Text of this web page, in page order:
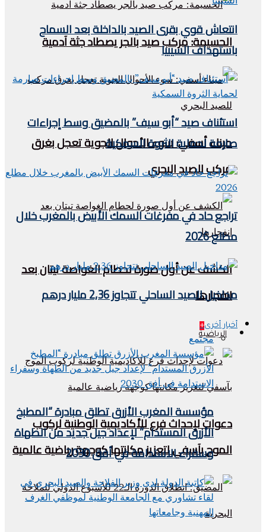
الحسيمة: مركب صيد بالجر يصطاد جثة آدمية
ميناء أسفي: سوء الأحوال الجوية تعجل بغرق
مركب للصيد البحري
الكشف عن أول صورة لحطام الغواصة تيتان بعد
انفجارها
الرياضية
دعوات لإحداث فرع للأكاديمية الوطنية لركوب
الموج بآسفي لتعزيز مكانتها كوجهة رياضية عالمية
انتعاش قوي بقرى الصيد بالداخلة بعد السماح
باستهداف السيبيا
استئناف صيد “أبو سيف” بالمضيق وسط إجراءات
صارمة لحماية الثروة السمكية
تراجع حاد في مفرغات السمك الأبيض بالمغرب خلال
مطلع 2026
مداخيل الصيد الساحلي تتجاوز 2,36 مليار درهم
أخبار أخرى+
مجتمع
مؤسسة المغرب الأزرق تطلق مبادرة “المطبخ
الأزرق المستدام” لإعداد جيل جديد من الطهاة
وسفراء الاستدامة في أفق 2030